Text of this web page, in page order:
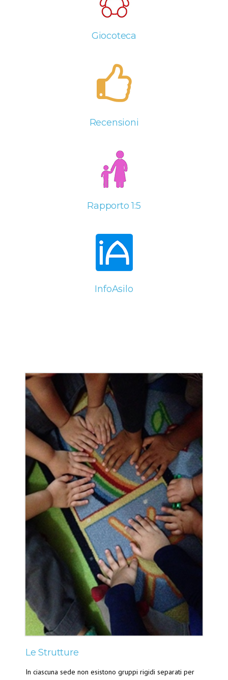
Giocoteca
Recensioni
Rapporto 1:5
InfoAsilo
Le Strutture
In ciascuna sede non esistono gruppi rigidi separati per